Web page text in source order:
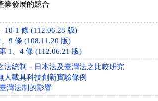
業發展的競合
10-1 條 (112.06.28 版)
9 條 (108.11.20 版)
1、4 條 (112.06.21 版)
法統制－日本法及臺灣法之比較研究
人載具科技創新實驗條例
灣法制的影響